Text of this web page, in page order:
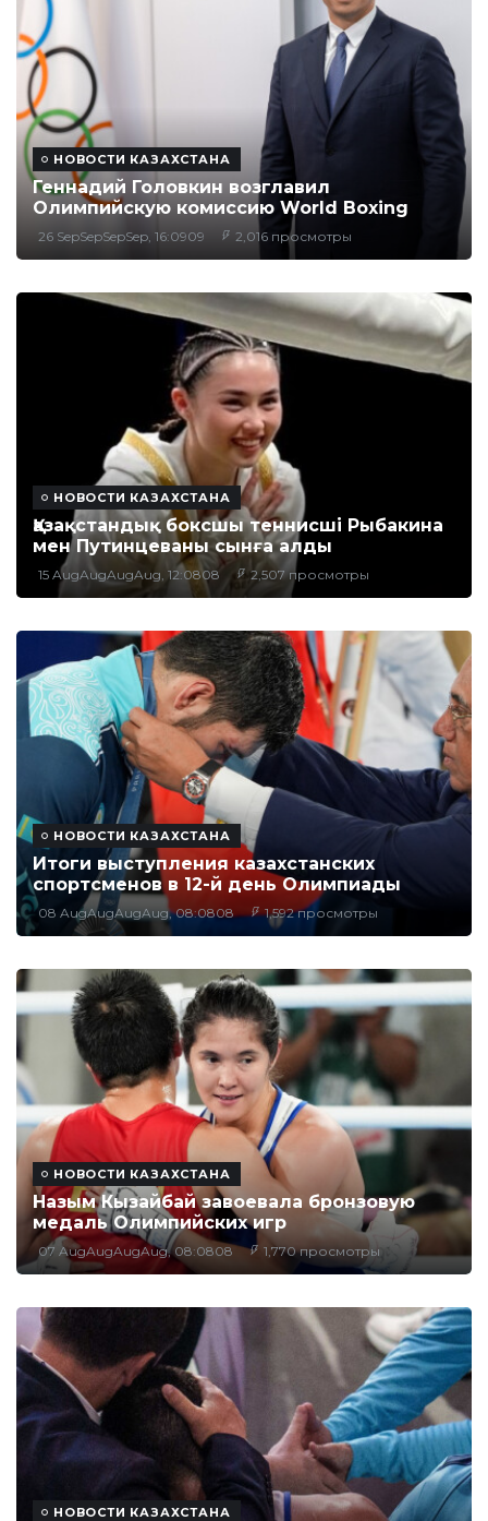
НОВОСТИ КАЗАХСТАНА
Геннадий Головкин возглавил
Олимпийскую комиссию World Boxing
26 SepSepSepSep, 16:0909 2,016 просмотры
НОВОСТИ КАЗАХСТАНА
Қазақстандық боксшы теннисші Рыбакина
мен Путинцеваны сынға алды
15 AugAugAugAug, 12:0808 2,507 просмотры
НОВОСТИ КАЗАХСТАНА
Итоги выступления казахстанских
спортсменов в 12-й день Олимпиады
08 AugAugAugAug, 08:0808 1,592 просмотры
НОВОСТИ КАЗАХСТАНА
Назым Кызайбай завоевала бронзовую
медаль Олимпийских игр
07 AugAugAugAug, 08:0808 1,770 просмотры
НОВОСТИ КАЗАХСТАНА